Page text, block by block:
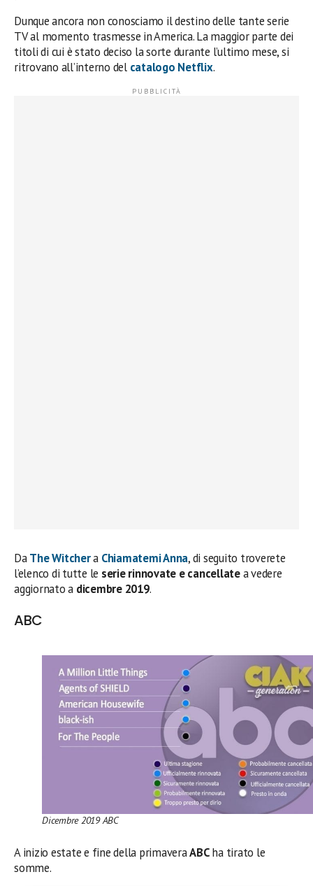
Dunque ancora non conosciamo il destino delle tante serie
TV al momento trasmesse in America. La maggior parte dei
titoli di cui è stato deciso la sorte durante l’ultimo mese, si
ritrovano all’interno del catalogo Netflix.
DaThe Witchera Chiamatemi Anna, di seguito troverete
l’elenco di tutte le serie rinnovate e cancellatea vedere
aggiornato a dicembre 2019.
ABC
Dicembre 2019 ABC
A inizio estate e fine della primaveraABCha tirato le
somme.